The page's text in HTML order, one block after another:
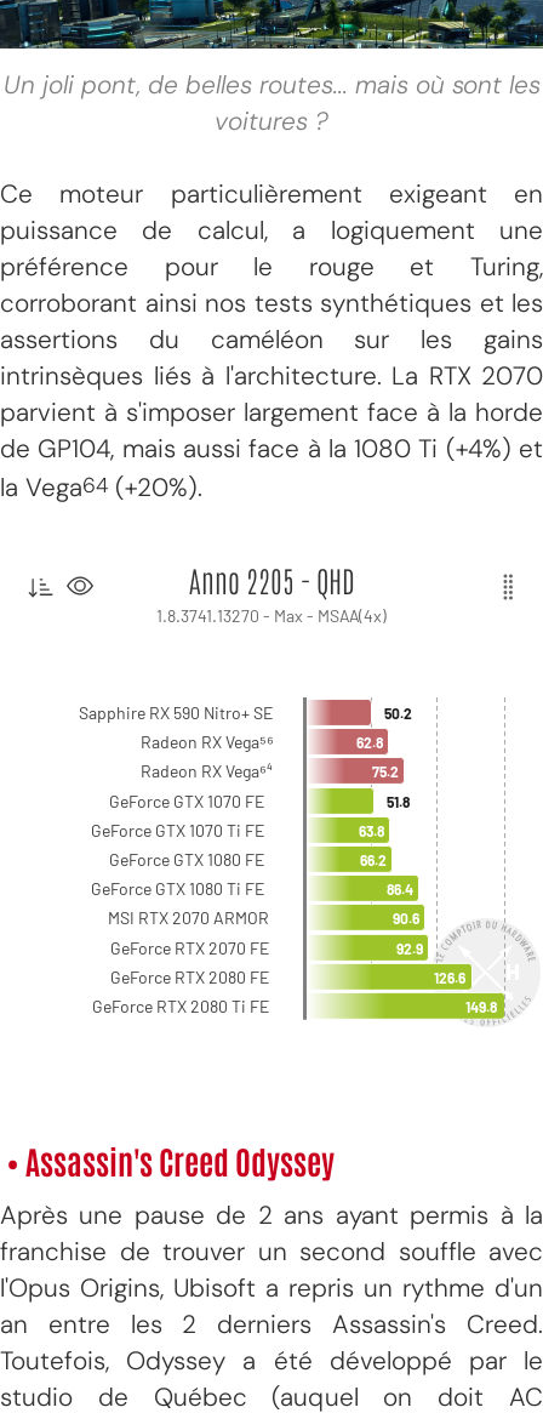
Un joli pont, de belles routes... mais où sont les
voitures ?
Ce moteur particulièrement exigeant en
puissance de calcul, a logiquement une
préférence pour le rouge et Turing,
corroborant ainsi nos tests synthétiques et les
assertions du caméléon sur les gains
intrinsèques liés à l'architecture. La RTX 2070
parvient à s'imposer largement face à la horde
de GP104, mais aussi face à la 1080 Ti (+4%) et
la Vega64 (+20%).
• Assassin's Creed Odyssey
Après une pause de 2 ans ayant permis à la
franchise de trouver un second souffle avec
l'Opus Origins, Ubisoft a repris un rythme d'un
an entre les 2 derniers Assassin's Creed.
Toutefois, Odyssey a été développé par le
studio de Québec (auquel on doit AC